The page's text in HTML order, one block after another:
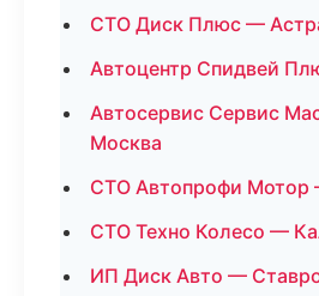
СТО Диск Плюс —
Автоцентр Спидвей
Автосервис Сервис
Москва
СТО Автопрофи Мотор
СТО Техно Колесо —
ИП Диск Авто —